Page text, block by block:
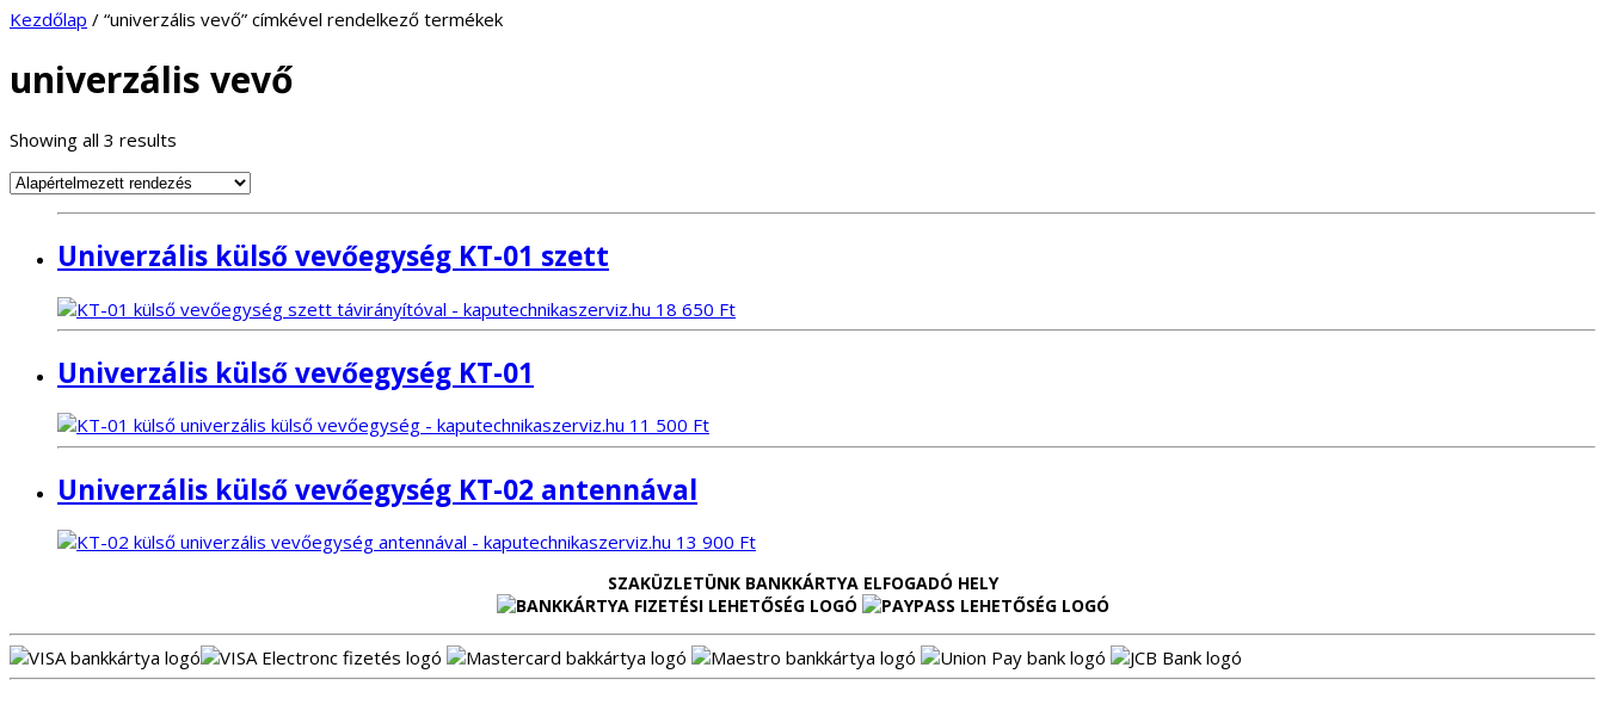
Kezdőlap / “univerzális vevő” címkével rendelkező termékek
univerzális vevő
Showing all 3 results
Univerzális külső vevőegység KT-01 szett
18 650 Ft
Univerzális külső vevőegység KT-01
11 500 Ft
Univerzális külső vevőegység KT-02 antennával
13 900 Ft
SZAKÜZLETÜNK BANKKÁRTYA ELFOGADÓ HELY